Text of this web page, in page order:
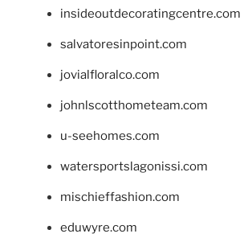
insideoutdecoratingcentre.com
salvatoresinpoint.com
jovialfloralco.com
johnlscotthometeam.com
u-seehomes.com
watersportslagonissi.com
mischieffashion.com
eduwyre.com